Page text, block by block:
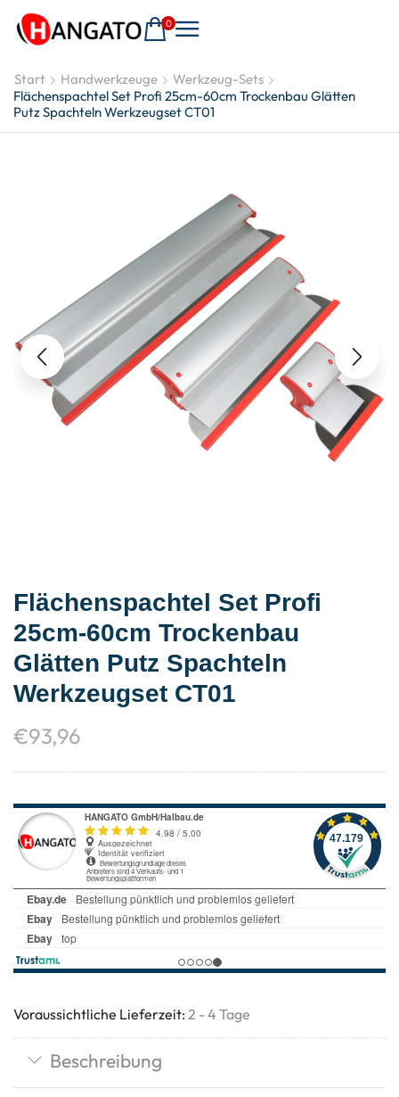
0
Start Handwerkzeuge
Werkzeug-Sets
Flächenspachtel Set Profi 25cm-60cm Trockenbau Glätten
Putz Spachteln Werkzeugset CT01
Flächenspachtel Set Profi
25cm-60cm Trockenbau
Glätten Putz Spachteln
Werkzeugset CT01
€93,96
Voraussichtliche Lieferzeit: 2 - 4 Tage
Beschreibung